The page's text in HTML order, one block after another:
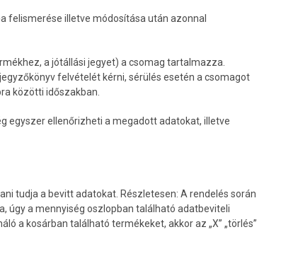
felismerése illetve módosítása után azonnal
a jótállási jegyet) a csomag tartalmazza.
felvételét kérni, sérülés esetén a csomagot
közötti időszakban.
egyszer ellenőrizheti a megadott adatokat, illetve
tudja a bevitt adatokat. Részletesen: A rendelés során
úgy a mennyiség oszlopban található adatbeviteli
a kosárban található termékeket, akkor az „X” „törlés”